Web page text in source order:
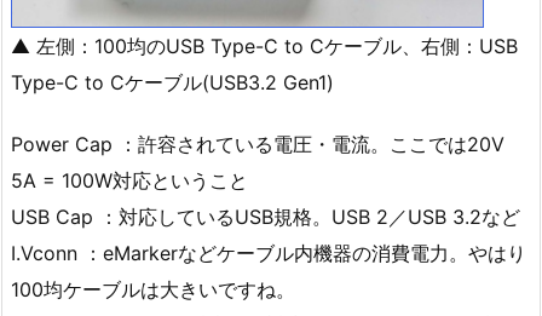
▲ 左側：100均のUSB Type-C to Cケーブル、右側：USB
Type-C to Cケーブル(USB3.2 Gen1)
Power Cap ：許容されている電圧・電流。ここでは20V
5A = 100W対応ということ
USB Cap ：対応しているUSB規格。USB 2／USB 3.2など
I.Vconn ：eMarkerなどケーブル内機器の消費電力。やはり
100均ケーブルは大きいですね。